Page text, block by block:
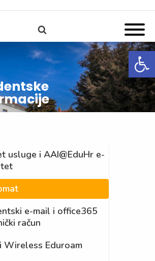
usluge i AAI@EduHr e-
e-mail i office365
račun
Wireless Eduroam